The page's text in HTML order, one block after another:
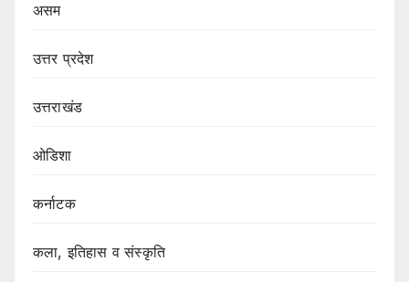
असम
उत्तर प्रदेश
उत्तराखंड
ओडिशा
कर्नाटक
कला, इतिहास व संस्कृति